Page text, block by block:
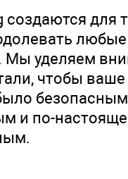
создаются для
любые
Мы уделяем
чтобы ваше
и по-